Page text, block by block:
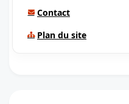
Contact
Plan du site